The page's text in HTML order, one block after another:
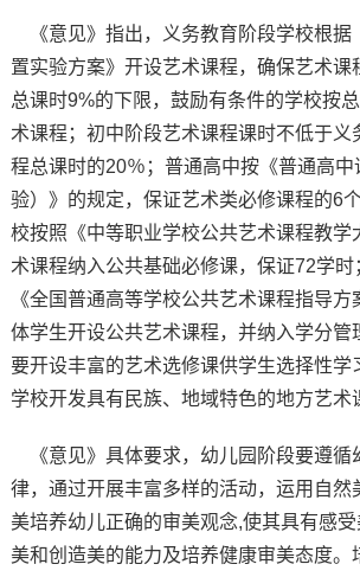
《意见》指出，义务教育阶段学校根据
置实验方案》开设艺术课程，确保艺术课
总课时9%的下限，鼓励有条件的学校按
术课程；初中阶段艺术课程课时不低于义
程总课时的20％；普通高中按《普通高中
验）》的规定，保证艺术类必修课程的6
校按照《中等职业学校公共艺术课程教学
术课程纳入公共基础必修课，保证72学时
《全国普通高等学校公共艺术课程指导
体学生开设公共艺术课程，并纳入学分管
要开设丰富的艺术选修课供学生选择性学
学校开发具有民族、地域特色的地方艺术
《意见》具体要求，幼儿园阶段要遵循
律，通过开展丰富多样的活动，运用自然
美培养幼儿正确的审美观念,使其具有感
美和创造美的能力及培养健康审美态度。